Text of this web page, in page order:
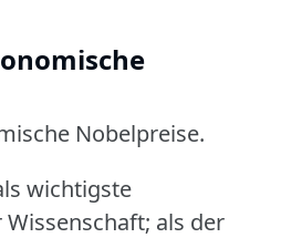
Nobelpreise.
wichtigste
als der